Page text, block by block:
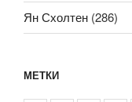
Ян Схолтен (286)
МЕТКИ